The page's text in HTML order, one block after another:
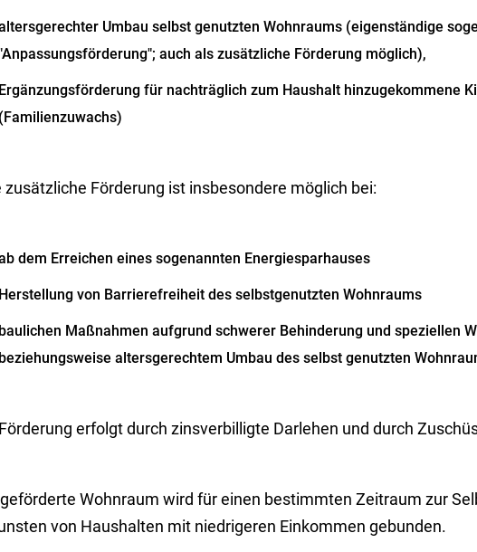
Umbau selbst genutzten Wohnraums (eigenständige
auch als zusätzliche Förderung möglich),
für nachträglich zum Haushalt hinzugekommene
zusätzliche Förderung ist insbesondere möglich bei:
dem Erreichen eines sogenannten Energiesparhauses
von Barrierefreiheit des selbstgenutzten Wohnraums
Maßnahmen aufgrund schwerer Behinderung und speziellen
altersgerechtem Umbau des selbst genutzten
erfolgt durch zinsverbilligte Darlehen und durch
Wohnraum wird für einen bestimmten Zeitraum zur
von Haushalten mit niedrigeren Einkommen gebunden.